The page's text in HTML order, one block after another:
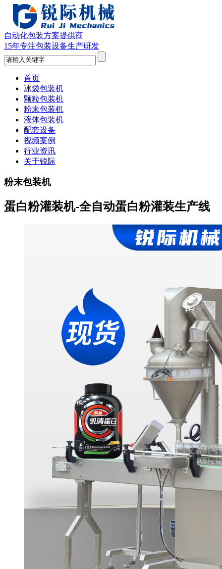
自动化包装方案提供商
15年专注包装设备生产研发
首页
冰袋包装机
颗粒包装机
粉末包装机
液体包装机
配套设备
视频案例
行业资讯
关于锐际
粉末包装机
蛋白粉灌装机-全自动蛋白粉灌装生产线